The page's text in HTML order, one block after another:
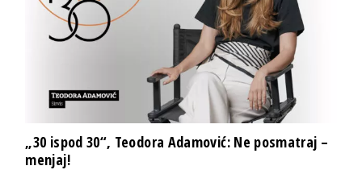
„30 ispod 30“, Teodora Adamović: Ne posmatraj –
menjaj!